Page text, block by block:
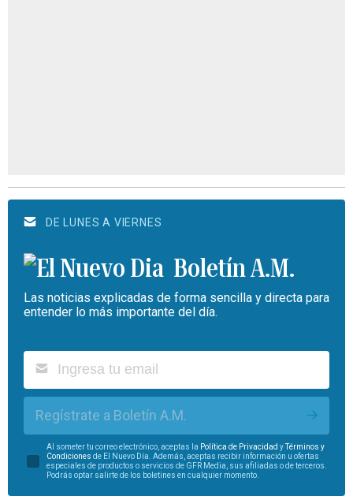
DE LUNES A VIERNES
Boletín A.M.
Las noticias explicadas de forma sencilla y directa para
entender lo más importante del día.
Regístrate a Boletín A.M.
Al someter tu correo electrónico, aceptas la Política de Privacidad yTérminos y
Condiciones de El Nuevo Día. Además, aceptas recibir información u ofertas
especiales de productos o servicios de GFR Media, sus afiliadas o de terceros.
Podrás optar salirte de los boletines en cualquier momento.